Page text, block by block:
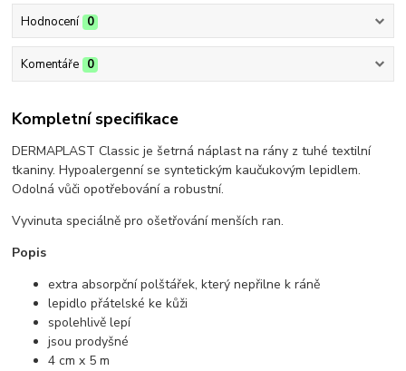
Hodnocení 0
Komentáře 0
Kompletní specifikace
DERMAPLAST Classic je šetrná náplast na rány z tuhé textilní
tkaniny. Hypoalergenní se syntetickým kaučukovým lepidlem.
Odolná vůči opotřebování a robustní.
Vyvinuta speciálně pro ošetřování menších ran.
Popis
extra absorpční polštářek, který nepřilne k ráně
lepidlo přátelské ke kůži
spolehlivě lepí
jsou prodyšné
4 cm x 5 m